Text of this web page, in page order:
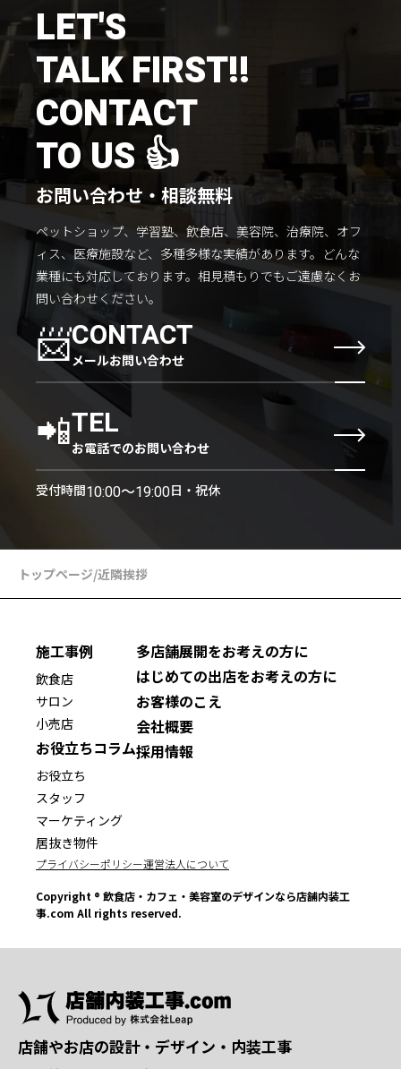
採用情報会社概要
LET'S
TALK FIRST!!
CONTACT
TO US 👍
お問い合わせ・相談無料
ペットショップ、学習塾、飲食店、美容院、治療院、オフ
ィス、医療施設など、多種多様な実績があります。 どんな
業種にも対応しております。 相見積もりでもご遠慮なくお
問い合わせください。
📨CONTACT
メールお問い合わせ
📲TEL
お電話でのお問い合わせ
受付時間10:00〜19:00日・祝休
トップページ/近隣挨拶
施工事例
飲食店
サロン
小売店
お役立ちコラム
お役立ち
スタッフ
マーケティング
居抜き物件
多店舗展開をお考えの方に
はじめての出店をお考えの方に
お客様のこえ
会社概要
採用情報
プライバシーポリシー運営法人について
Copyright ® 飲食店・カフェ・美容室のデザインなら店舗内装工
事.com All rights reserved.
店舗やお店の設計・デザイン・内装工事